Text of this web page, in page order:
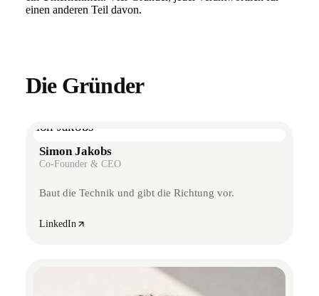
einen anderen Teil davon.
Die Gründer
Simon Jakobs
Co-Founder & CEO
Baut die Technik und gibt die Richtung vor.
LinkedIn